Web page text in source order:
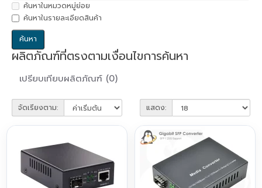
ค้นหาในหมวดหมู่ย่อย
ค้นหาในรายละเอียดสินค้า
ผลิตภัณฑ์ที่ตรงตามเงื่อนไขการค้นหา
เปรียบเทียบผลิตภัณฑ์ (0)
จัดเรียงตาม: แสดง: